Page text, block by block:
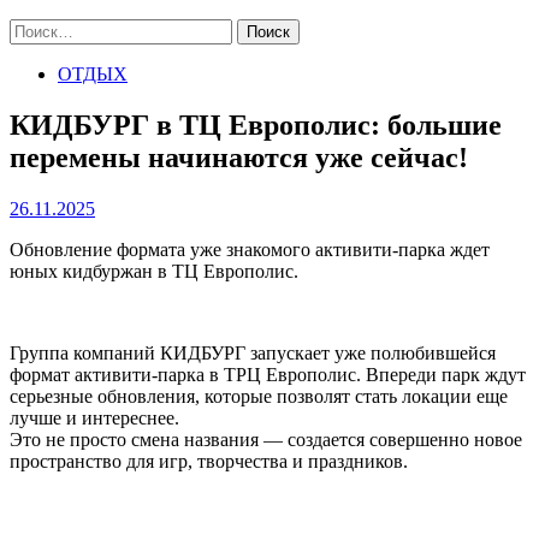
Найти:
ОТДЫХ
КИДБУРГ в ТЦ Европолис: большие
перемены начинаются уже сейчас!
26.11.2025
Обновление формата уже знакомого активити-парка ждет
юных кидбуржан в ТЦ Европолис.
Группа компаний КИДБУРГ запускает уже полюбившейся
формат активити-парка в ТРЦ Европолис. Впереди парк ждут
серьезные обновления, которые позволят стать локации еще
лучше и интереснее.
Это не просто смена названия — создается совершенно новое
пространство для игр, творчества и праздников.